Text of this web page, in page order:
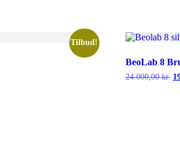
Tilbud!
BeoLab 8
24.000,00kr.